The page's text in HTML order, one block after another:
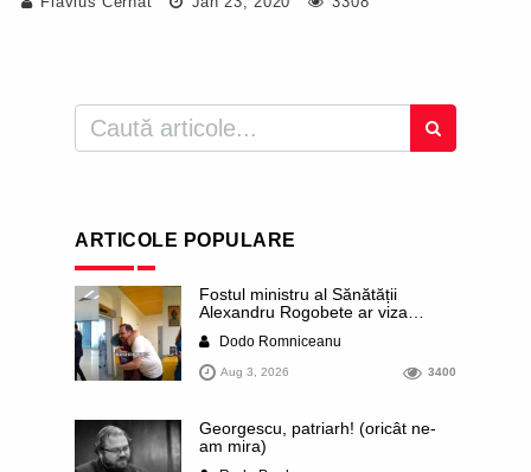
ARTICOLE POPULARE
Fostul ministru al Sănătății
Alexandru Rogobete ar viza
al orașului Timișoara. Pesedistul
publică imagini demne de Coreea
de Nord cu femei din Timișoara
Dodo Romniceanu
Aug 3, 2026 3400
Georgescu, patriarh! (oricât ne-
am mira)